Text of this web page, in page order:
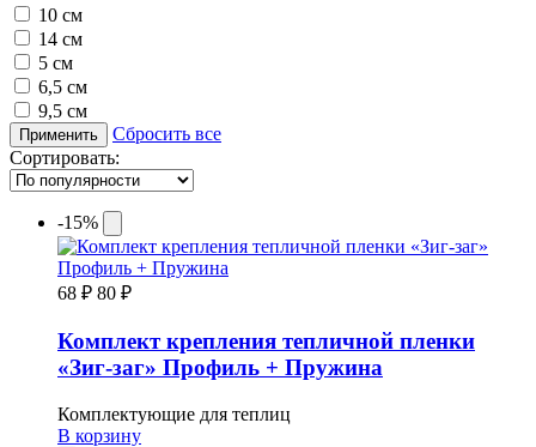
10 см
14 см
5 см
6,5 см
9,5 см
Применить
Сбросить все
Сортировать:
-15%
68 ₽ 80 ₽
Комплект крепления тепличной пленки
«Зиг-заг» Профиль + Пружина
Комплектующие для теплиц
В корзину